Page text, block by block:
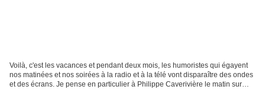
Voilà, c'est les vacances et pendant deux mois, les humoristes qui égayent
nos matinées et nos soirées à la radio et à la télé vont disparaître des ondes
et des écrans. Je pense en particulier à Philippe Caverivière le matin sur